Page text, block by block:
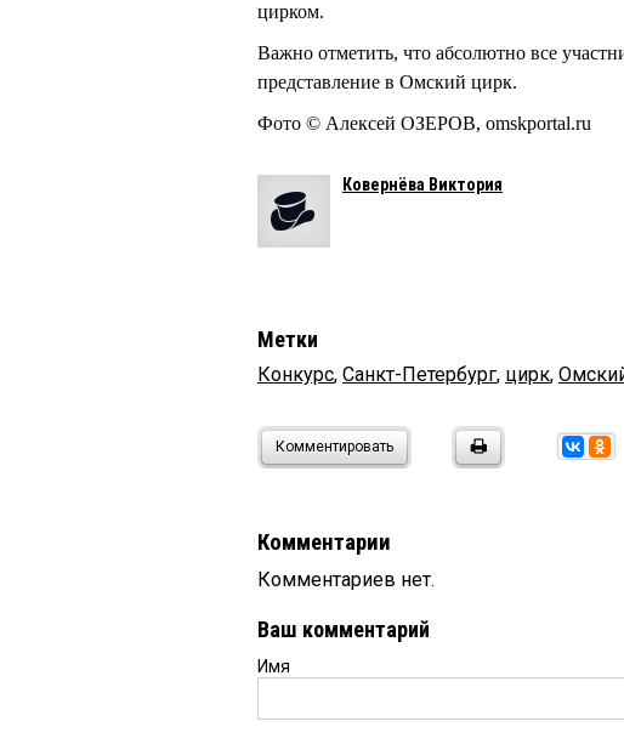
цирком.
Важно отметить, что абсолютно все
представление в Омский цирк.
Фото © Алексей ОЗЕРОВ, omskportal.ru
Ковернёва Виктория
Метки
Конкурс, Санкт-Петербург, цирк,
Комментировать
Комментарии
Комментариев нет.
Ваш комментарий
Имя